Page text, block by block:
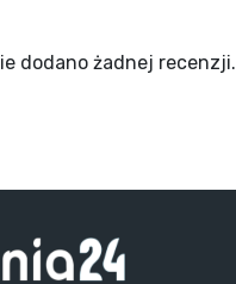
dodano żadnej recenzji.